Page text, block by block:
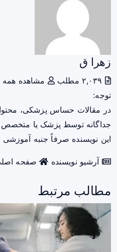
زهرا ق
مشاهده همه
توجه:
در مقالات حساس پزشکی،
جداگانه توسط پزشک یا متخصص
این نویسنده صرفاً جنبه آموزشی
آرشیو نویسنده صفحه
مطالب مرتبط